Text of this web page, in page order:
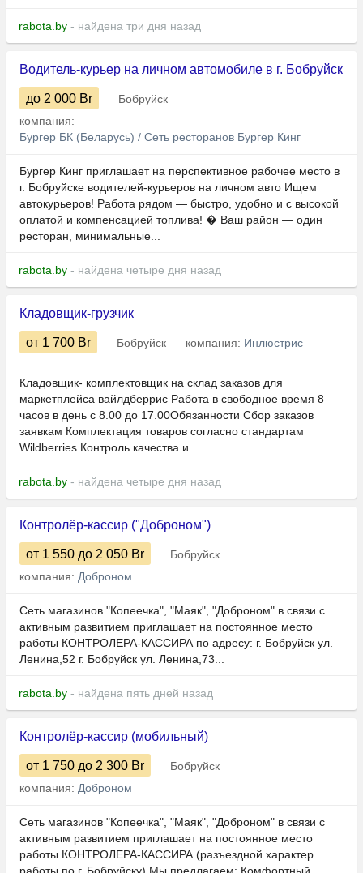
rabota.by - найдена три дня назад
Водитель-курьер на личном автомобиле в г. Бобруйск
до 2 000 Br
Бобруйск
компания:
Бургер БК (Беларусь) / Сеть ресторанов Бургер Кинг
Бургер Кинг приглашает на перспективное рабочее место в
г. Бобруйске водителей-курьеров на личном авто Ищем
автокурьеров! Работа рядом — быстро, удобно и с высокой
оплатой и компенсацией топлива! � Ваш район — один
ресторан, минимальные...
rabota.by - найдена четыре дня назад
Кладовщик-грузчик
от 1 700 Br Бобруйск компания: Инлюстрис
Кладовщик- комплектовщик на склад заказов для
маркетплейса вайлдберрис Работа в свободное время 8
часов в день с 8.00 до 17.00Обязанности Сбор заказов
заявкам Комплектация товаров согласно стандартам
Wildberries Контроль качества и...
rabota.by - найдена четыре дня назад
Контролёр-кассир ("Доброном")
от 1 550 до 2 050 Br
Бобруйск
компания: Доброном
Сеть магазинов "Копеечка", "Маяк", "Доброном" в связи с
активным развитием приглашает на постоянное место
работы КОНТРОЛЕРА-КАССИРА по адресу: г. Бобруйск ул.
Ленина,52 г. Бобруйск ул. Ленина,73...
rabota.by - найдена пять дней назад
Контролёр-кассир (мобильный)
от 1 750 до 2 300 Br
Бобруйск
компания: Доброном
Сеть магазинов "Копеечка", "Маяк", "Доброном" в связи с
активным развитием приглашает на постоянное место
работы КОНТРОЛЕРА-КАССИРА (разъездной характер